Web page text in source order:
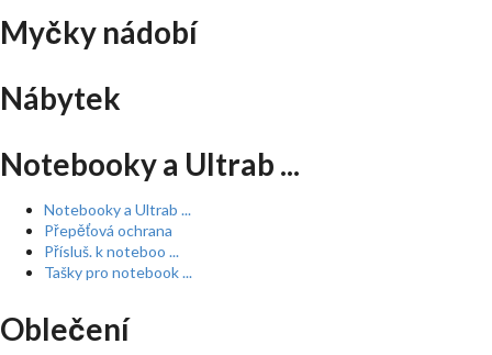
Myčky nádobí
Nábytek
Notebooky a Ultrab ...
Notebooky a Ultrab ...
Přepěťová ochrana
Přísluš. k noteboo ...
Tašky pro notebook ...
Oblečení